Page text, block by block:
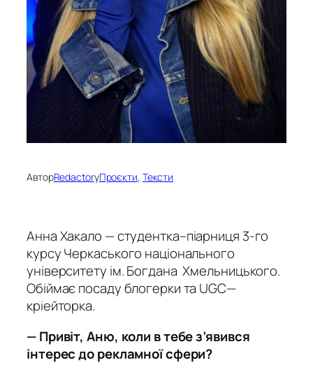
АвторRedactorуПроєкти, Тексти
Анна Хакало — студентка–піарниця 3-го
курсу Черкаського національного
університету ім.БогданаХмельницького.
Обіймає посаду блогерки та UGC—
кріейторка.
— Привіт, Аню, коли в тебе з’явився
інтерес до рекламної сфери?